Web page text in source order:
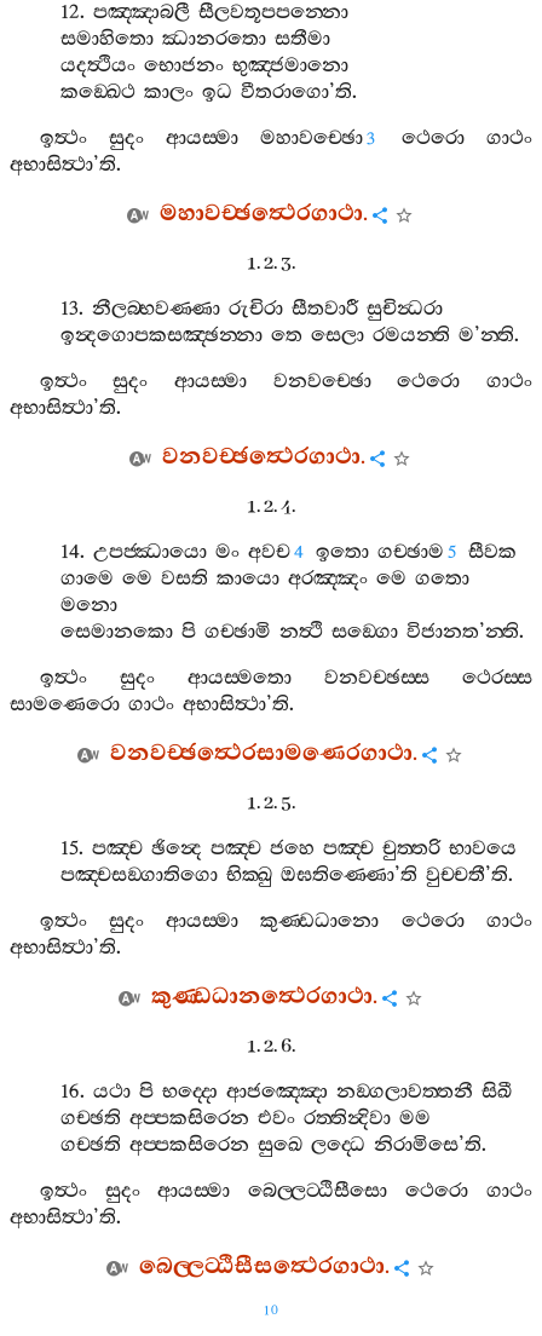
12.පඤ‍්ඤාබලී සීලවතූපපන‍්නො
සමාහිතො ඣානරතො සතීමා
යදත්‍ථියං භොජනං භුඤ‍්ජමානො
කඞ‍්ඛෙථ කාලං ඉධ වීතරාගො’ති.
ඉත්‍ථං
සුදං ආයස‍්මා මහාවච‍්ඡො 3 ථෙරො
ගාථං
අභාසිත්‍ථා’ති.
මහාවච‍්ඡත්‍ථෙරගාථා.
1. 2. 3.
13.නීලබ‍්භවණ‍්ණා රුචිරා සීතවාරී සුචින්‍ධරා
ඉන්‍දගොපකසඤ‍්ඡන‍්නා තෙ සෙලා රමයන‍්ති ම’න‍්ති.
ඉත්‍ථං
සුදං ආයස‍්මා වනවච‍්ඡො ථෙරො
ගාථං
අභාසිත්‍ථා’ති.
වනවච‍්ඡත්‍ථෙරගාථා.
1. 2. 4.
14.උපජ‍්ඣායො මං අවච4 ඉතො ගච‍්ඡාම 5
සීවක
ගාමෙ මෙ වසති කායො අරඤ‍්ඤං මෙ ගතො
මනො
සෙමානකො පි ගච‍්ඡාමි නත්‍ථි සඞ‍්ගො විජානත’න‍්ති.
ඉත්‍ථං
සුදං ආයස‍්මතො වනවච‍්ඡස‍්ස
ථෙරස‍්ස
සාමණෙරො ගාථං අභාසිත්‍ථා’ති.
වනවච‍්ඡත්‍ථෙරසාමණෙරගාථා.
1. 2. 5.
15.පඤ‍්ච ඡින්‍දෙ පඤ‍්ච ජහෙ පඤ‍්ච චුත‍්තරි භාවයෙ
පඤ‍්චසඞ‍්ගාතිගො භික‍්ඛු ඔඝතිණ‍්ණො’ති වුච‍්චතී’ති.
ඉත්‍ථං
සුදං ආයස‍්මා කුණ‍්ඩධානො ථෙරො
ගාථං
අභාසිත්‍ථා’ති.
කුණ‍්ඩධානත්‍ථෙරගාථා.
1. 2. 6.
16.යථා පි භද‍්දො ආජඤ‍්ඤො නඞ‍්ගලාවත‍්තනී සිඛී
ගච‍්ඡති අප‍්පකසිරෙන එවං රත‍්තින්‍දිවා මම
ගච‍්ඡති අප‍්පකසිරෙන සුඛෙ ලද‍්ධෙ නිරාමිසෙ’ති.
ඉත්‍ථං
සුදං ආයස‍්මා බෙල‍්ලට‍්ඨිසීසො ථෙරො
ගාථං
අභාසිත්‍ථා’ති.
බෙල‍්ලට‍්ඨිසීසත්‍ථෙරගාථා.
10